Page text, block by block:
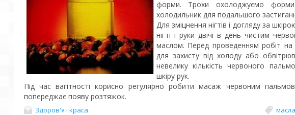
форми. Трохи охолоджуємо
холодильник для подальшого
Для зміцнення нігтів і догляду за
нігті і руки двічі в день чистим
маслом. Перед проведенням робіт на
для захисту від холоду або
невелику кількість червоного
шкіру рук.
Під час вагітності корисно регулярно робити масаж червоним
попереджає появу розтяжок.
Здоров'я і краса масла